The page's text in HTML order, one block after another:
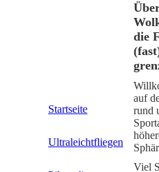
Startseite
Ultraleichtfliegen
die
auf
rund
Viel